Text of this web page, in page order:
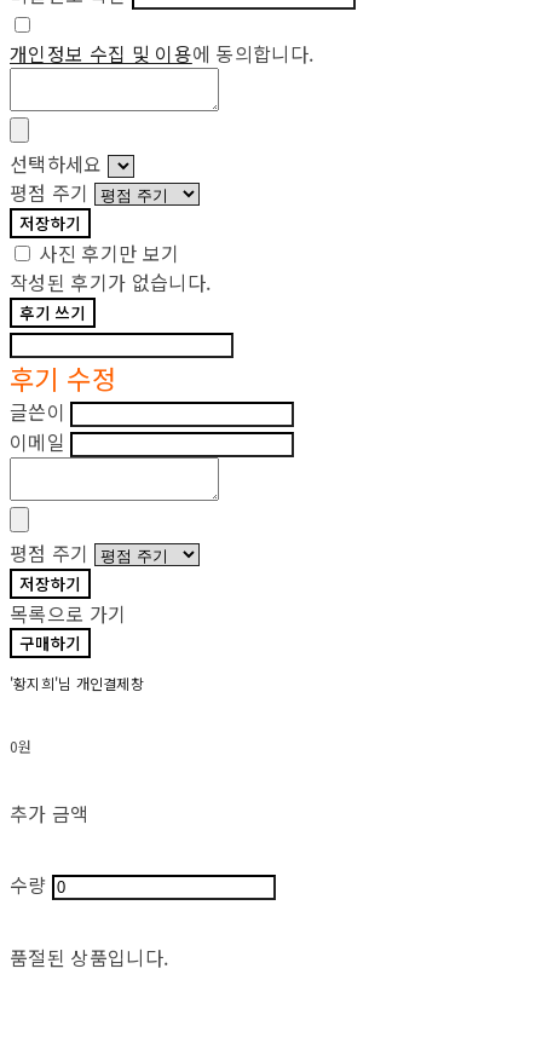
개인정보 수집 및 이용에 동의합니다.
선택하세요
평점 주기
저장하기
사진 후기만 보기
작성된 후기가 없습니다.
후기 쓰기
후기 수정
글쓴이
이메일
평점 주기
저장하기
목록으로 가기
구매하기
'황지희'님 개인결제창
0원
추가 금액
수량
품절된 상품입니다.